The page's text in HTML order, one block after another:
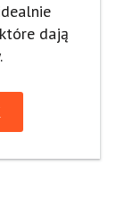
dają